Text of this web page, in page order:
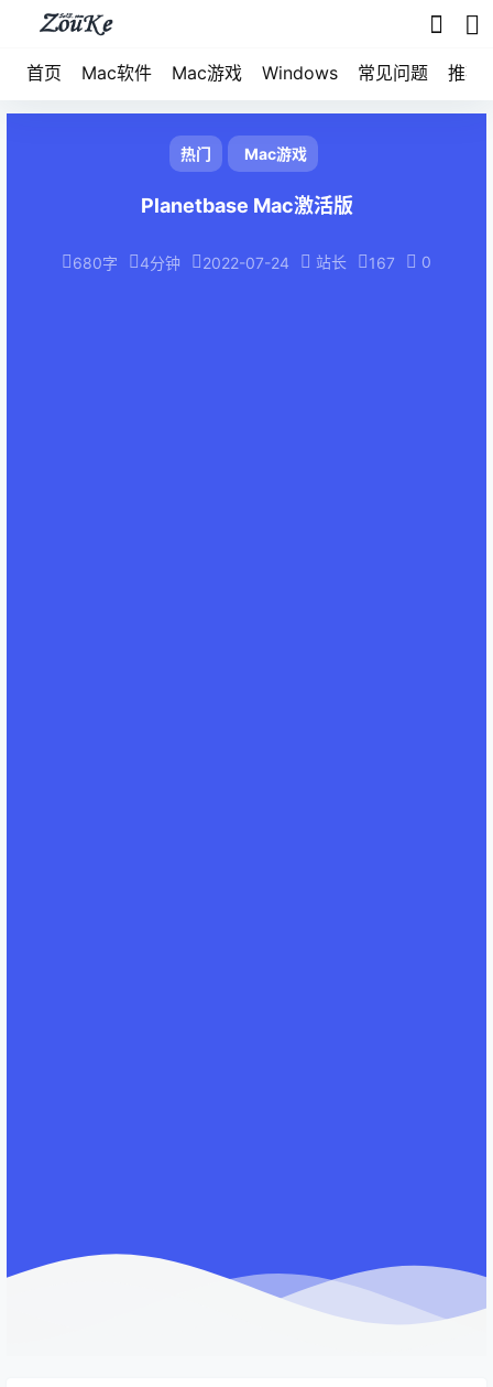
首页 Mac软件 Mac游戏 Windows 常见问题 推荐
热门 Mac游戏
Planetbase Mac激活版
680字 4分钟 2022-07-24 站长 167 0